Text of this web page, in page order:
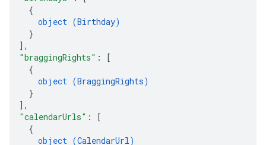
{
object (Birthday)
}
] ,
"braggingRights" :
[
{
object (BraggingRights)
}
] ,
"calendarUrls" :
[
{
object (CalendarUrl)